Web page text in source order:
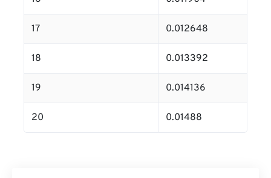
17 0.012648
18 0.013392
19 0.014136
20 0.01488